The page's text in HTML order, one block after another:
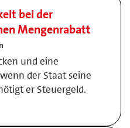
bei der
Mengenrabatt
und eine
der Staat seine
er Steuergeld.